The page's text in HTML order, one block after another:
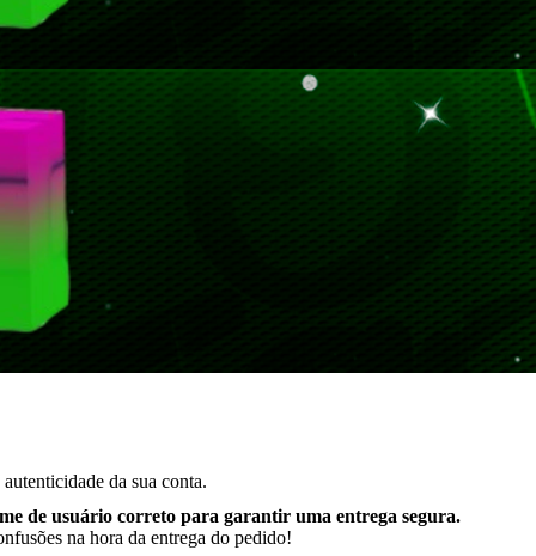
da sua conta.
de usuário correto para garantir uma entrega segura.
na hora da entrega do pedido!